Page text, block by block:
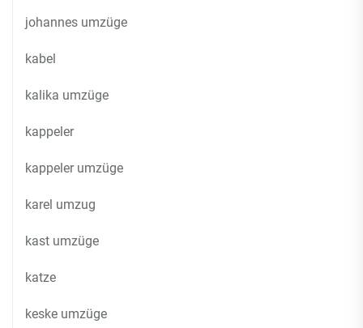
johannes umzüge
kabel
kalika umzüge
kappeler
kappeler umzüge
karel umzug
kast umzüge
katze
keske umzüge